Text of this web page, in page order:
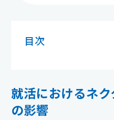
目次
就活におけるネ
の影響